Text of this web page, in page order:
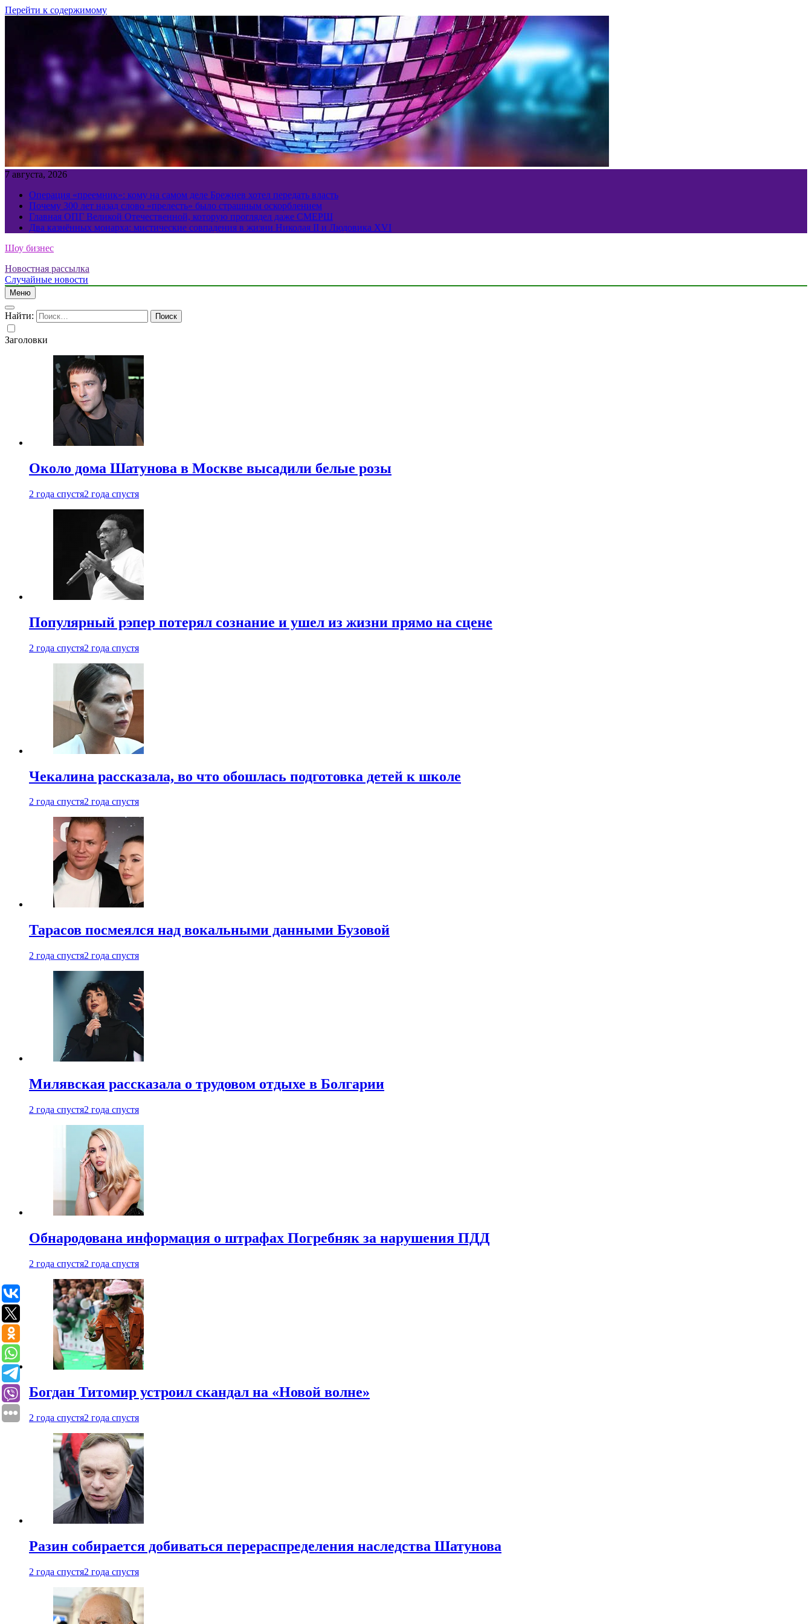
Перейти к содержимому
7 августа, 2026
Операция «преемник»: кому на самом деле Брежнев хотел передать власть
Почему 300 лет назад слово «прелесть» было страшным оскорблением
Главная ОПГ Великой Отечественной, которую проглядел даже СМЕРШ
Два казнённых монарха: мистические совпадения в жизни Николая II и Людовика XVI
Шоу бизнес
Новостная рассылка
Случайные новости
Меню
Найти:
Заголовки
Около дома Шатунова в Москве высадили белые розы
2 года спустя2 года спустя
Популярный рэпер потерял сознание и ушел из жизни прямо на сцене
2 года спустя2 года спустя
Чекалина рассказала, во что обошлась подготовка детей к школе
2 года спустя2 года спустя
Тарасов посмеялся над вокальными данными Бузовой
2 года спустя2 года спустя
Милявская рассказала о трудовом отдыхе в Болгарии
2 года спустя2 года спустя
Обнародована информация о штрафах Погребняк за нарушения ПДД
2 года спустя2 года спустя
Богдан Титомир устроил скандал на «Новой волне»
2 года спустя2 года спустя
Разин собирается добиваться перераспределения наследства Шатунова
2 года спустя2 года спустя